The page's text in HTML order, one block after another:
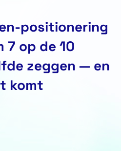
positionering
7 op de 10
zeggen — en
komt